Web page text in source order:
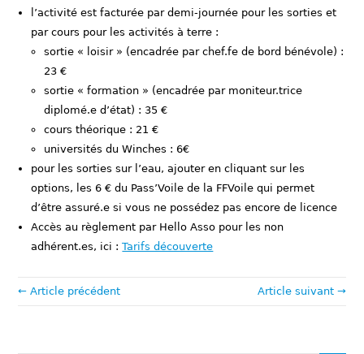
l’activité est facturée par demi-journée pour les sorties et
par cours pour les activités à terre :
sortie « loisir » (encadrée par chef.fe de bord bénévole) :
23 €
sortie « formation » (encadrée par moniteur.trice
diplomé.e d’état) : 35 €
cours théorique : 21 €
universités du Winches : 6€
pour les sorties sur l’eau, ajouter en cliquant sur les
options, les 6 € du Pass’Voile de la FFVoile qui permet
d’être assuré.e si vous ne possédez pas encore de licence
Accès au règlement par Hello Asso pour les non
adhérent.es, ici :Tarifs découverte
← Article précédent Article suivant →